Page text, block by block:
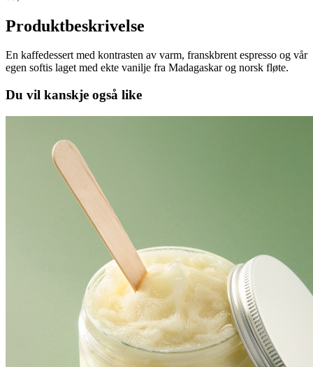
Produktbeskrivelse
En kaffedessert med kontrasten av varm, franskbrent espresso og vår
egen softis laget med ekte vanilje fra Madagaskar og norsk fløte.
Du vil kanskje også like